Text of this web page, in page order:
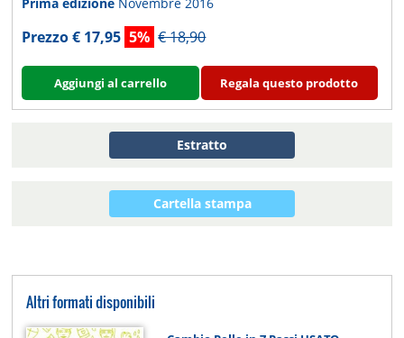
Prima edizione Novembre 2016
Prezzo € 17,95 5% € 18,90
Aggiungi al carrello Regala questo prodotto
Estratto
Cartella stampa
Altri formati disponibili